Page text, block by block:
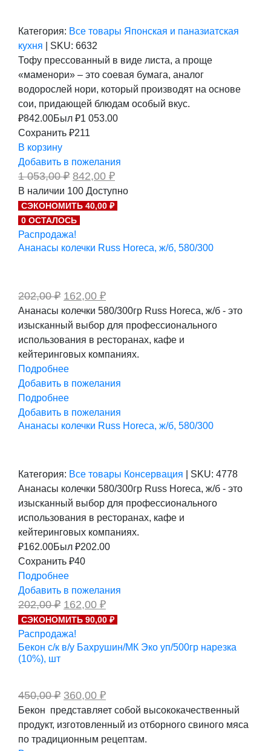
Категория: Все товары Японская и паназиатская
кухня
SKU: 6632
Тофу прессованный в виде листа, а проще
«маменори» – это соевая бумага, аналог
водорослей нори, который производят на основе
сои, придающей блюдам особый вкус.
₽842.00Был ₽1 053.00
Сохранить ₽211
В корзину
Добавить в пожелания
1 053,00₽ Первоначальная
цена
составляла
1
053,00 ₽.
842,00 ₽Текущая
цена:
842,00 ₽.
В наличии 100 Доступно
СЭКОНОМИТЬ 40,00 ₽
0 ОСТАЛОСЬ
Распродажа!
Ананасы колечки Russ Horeca, ж/б, 580/300
202,00₽ Первоначальная
цена
составляла
202,00 ₽.
162,00 ₽Текущая
цена:
162,00 ₽.
Ананасы колечки 580/300гр Russ Horeca, ж/б - это
изысканный выбор для профессионального
использования в ресторанах, кафе и
кейтеринговых компаниях.
Подробнее
Добавить в пожелания
Подробнее
Добавить в пожелания
Ананасы колечки Russ Horeca, ж/б, 580/300
Категория: Все товары Консервация SKU: 4778
Ананасы колечки 580/300гр Russ Horeca, ж/б - это
изысканный выбор для профессионального
использования в ресторанах, кафе и
кейтеринговых компаниях.
₽162.00Был ₽202.00
Сохранить ₽40
Подробнее
Добавить в пожелания
202,00₽ Первоначальная
цена
составляла
202,00 ₽.
162,00 ₽Текущая
цена:
162,00 ₽.
СЭКОНОМИТЬ 90,00 ₽
Распродажа!
Бекон с/к в/у Бахрушин/МК Эко уп/500гр нарезка
(10%), шт
450,00₽ Первоначальная
цена
составляла
450,00 ₽.
360,00 ₽Текущая
цена:
360,00 ₽.
Бекон представляет собой высококачественный
продукт, изготовленный из отборного свиного мяса
по традиционным рецептам.